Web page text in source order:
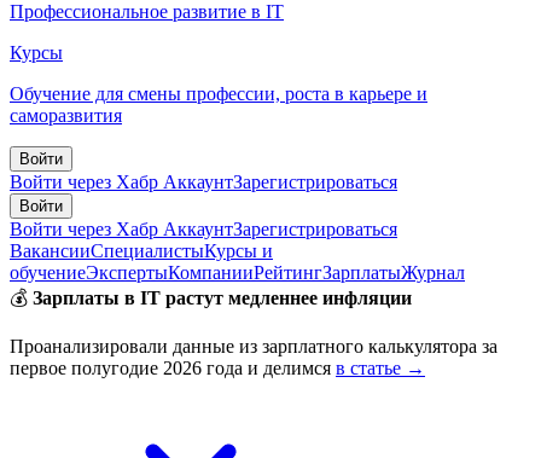
Профессиональное развитие в IT
Курсы
Обучение для смены профессии, роста в карьере и
саморазвития
Войти
Войти через Хабр АккаунтЗарегистрироваться
Войти
Войти через Хабр АккаунтЗарегистрироваться
ВакансииСпециалистыКурсы и
обучениеЭкспертыКомпанииРейтингЗарплатыЖурнал
💰 Зарплаты в IT растут медленнее инфляции
Проанализировали данные из зарплатного калькулятора за
первое полугодие 2026 года и делимся в статье →